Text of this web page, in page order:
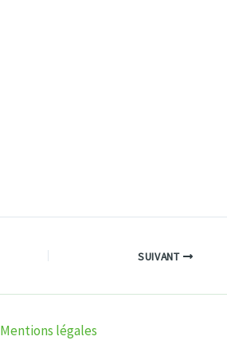
SUIVANT
Mentions légales